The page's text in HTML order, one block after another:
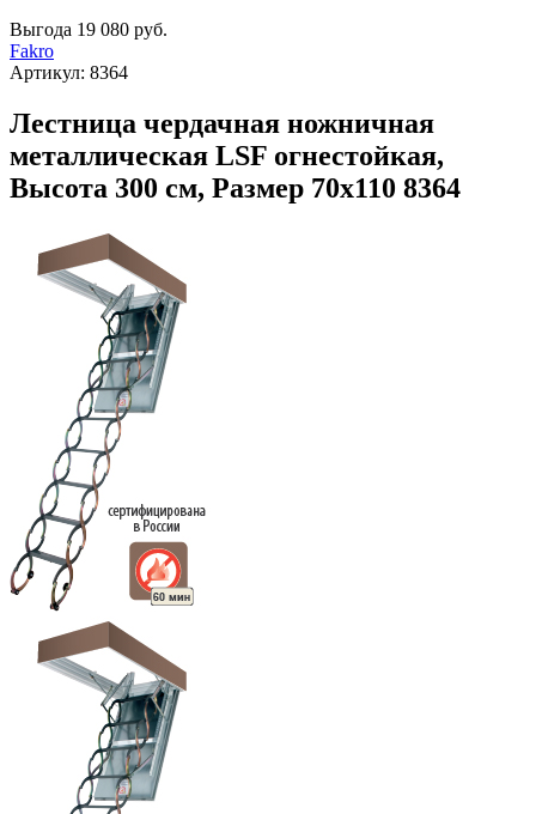
Выгода 19 080 руб.
Fakro
Артикул: 8364
Лестница чердачная ножничная
металлическая LSF огнестойкая,
Высота 300 см, Размер 70х110 8364